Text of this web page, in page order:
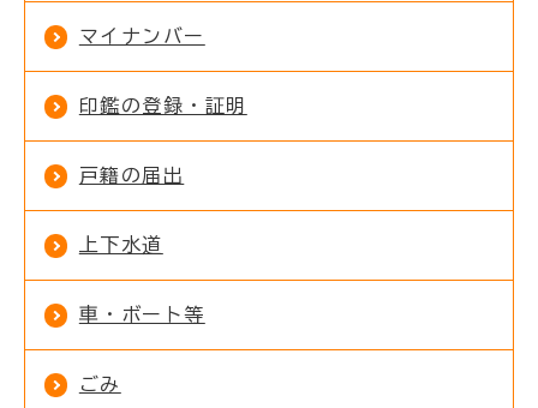
マイナンバー
印鑑の登録・証明
戸籍の届出
上下水道
車・ボート等
ごみ